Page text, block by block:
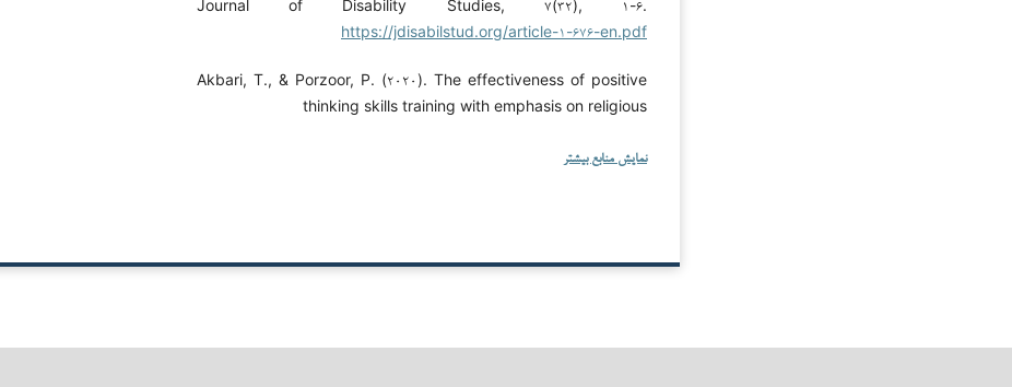
Journal of Disability Studies, ۷(۳۲), ۱-۶.
https://jdisabilstud.org/article-۱-۶۷۶-en.pdf
Akbari, T., & Porzoor, P. (۲۰۲۰). The effectiveness of positive
thinking skills training with emphasis on religious
نمایش منابع بیشتر